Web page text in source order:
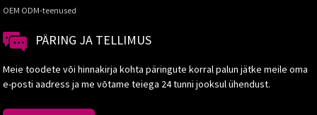
OEM ODM-teenused
PÄRING JA TELLIMUS
Meie toodete või hinnakirja kohta päringute korral palun jätke meile oma
e-posti aadress ja me võtame teiega 24 tunni jooksul ühendust.